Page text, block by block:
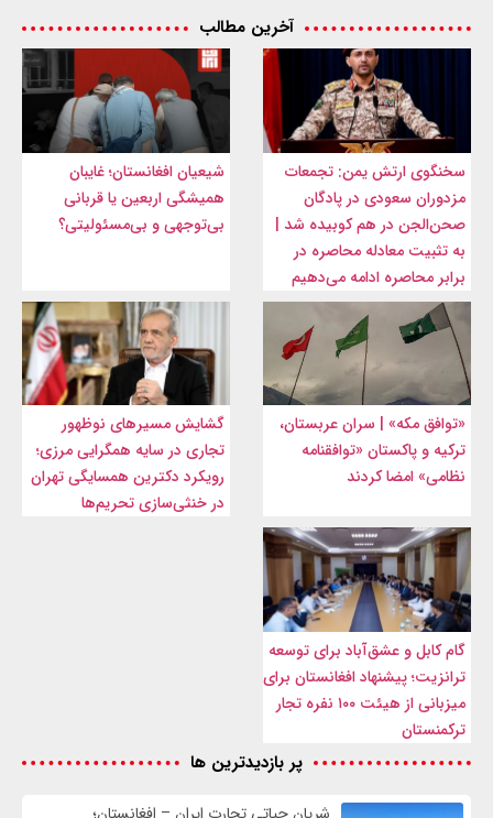
آخرین مطالب
سخنگوی ارتش یمن: تجمعات
مزدوران سعودی در پادگان
صحن‌الجن در هم کوبیده شد |
به تثبیت معادله محاصره در
برابر محاصره ادامه می‌دهیم
شیعیان افغانستان؛ غایبان
همیشگی اربعین یا قربانی
بی‌توجهی و بی‌مسئولیتی؟
«توافق مکه» | سران عربستان،
ترکیه و پاکستان «توافقنامه
نظامی» امضا کردند
گشایش مسیرهای نوظهور
تجاری در سایه همگرایی مرزی؛
رویکرد دکترین همسایگی تهران
در خنثی‌سازی تحریم‌ها
گام کابل و عشق‌آباد برای توسعه
ترانزیت؛ پیشنهاد افغانستان برای
میزبانی از هیئت ۱۰۰ نفره تجار
ترکمنستان
پر بازدیدترین ها